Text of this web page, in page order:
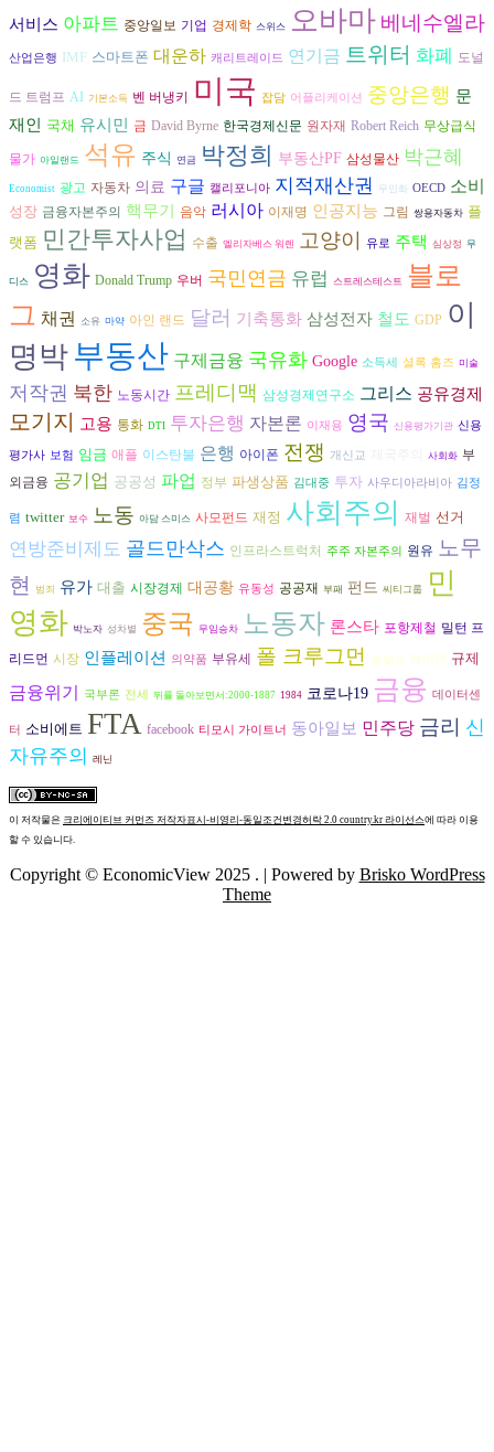
서비스 아파트 중앙일보 기업 경제학 스위스 오바마 베네수엘라
산업은행 IMF 스마트폰 대운하 캐리트레이드 연기금 트위터 화폐 도널
드 트럼프 AI 기본소득 벤 버냉키 미국 잡담 어플리케이션 중앙은행 문
재인
국채 유시민 금 David Byrne 한국경제신문 원자재 Robert Reich 무상급식
물가 아일랜드 석유 주식 연금 박정희 부동산PF 삼성물산 박근혜
Economist 광고 자동차 의료 구글 캘리포니아 지적재산권 무인화 OECD 소비
성장 금융자본주의 핵무기 음악 러시아 이재명 인공지능 그림 쌍용자동차 플
랫폼 민간투자사업 수출 엘리자베스 워렌 고양이 유로 주택 심상정 무
디스 영화 Donald Trump 우버 국민연금 유럽 스트레스테스트 블로
그 채권 소유 마약 아인 랜드 달러 기축통화 삼성전자 철도 GDP 이
명박 부동산 구제금융 국유화 Google 소득세 셜록 홈즈 미술
저작권 북한 노동시간 프레디맥 삼성경제연구소 그리스 공유경제
모기지 고용 통화 DTI 투자은행 자본론 이재용 영국 신용평가기관 신용
평가사 보험 임금 애플 이스탄불 은행 아이폰 전쟁 개신교 사회화 부
외금융 공기업 공공성 파업 정부 파생상품 김대중 투자 사우디아라비아 김정
렴 twitter 보수 노동 아담 스미스 사모펀드 재정 사회주의 재벌 선거
연방준비제도 골드만삭스 인프라스트럭처 주주 자본주의 원유 노무
현
범죄 유가 대출 시장경제 대공황 유동성 공공재 부패 펀드 씨티그룹
민
영화 박노자 성차별 중국 무임승차 노동자 론스타 포항제철 밀턴 프
리드먼 시장 인플레이션 의약품 부유세 폴 크루그먼 로널드 레이건 규제
금융위기 국부론 전세 뒤를 돌아보면서:2000-1887 1984 코로나19 금융 데이터센
터 소비에트 FTA facebook 티모시 가이트너 동아일보 민주당 금리 신
자유주의
레닌
이 저작물은 크리에이티브 커먼즈 저작자표시-비영리-동일조건변경허락 2.0 country.kr 라이선스에 따라 이용
할 수 있습니다.
Copyright © EconomicView 2025 . | Powered by Brisko WordPress
Theme